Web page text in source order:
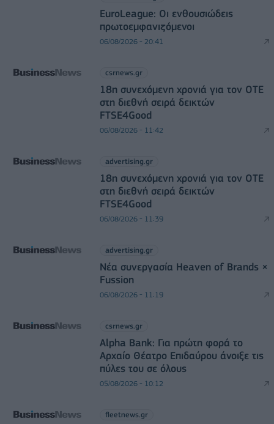
EuroLeague: Οι ενθουσιώδεις
πρωτοεμφανιζόμενοι
06/08/2026 - 20:41
csrnews.gr
18η συνεχόμενη χρονιά για τον ΟΤΕ
στη διεθνή σειρά δεικτών
FTSE4Good
06/08/2026 - 11:42
advertising.gr
18η συνεχόμενη χρονιά για τον ΟΤΕ
στη διεθνή σειρά δεικτών
FTSE4Good
06/08/2026 - 11:39
advertising.gr
Νέα συνεργασία Heaven of Brands ×
Fussion
06/08/2026 - 11:19
csrnews.gr
Alpha Bank: Για πρώτη φορά το
Αρχαίο Θέατρο Επιδαύρου άνοιξε τις
πύλες του σε όλους
05/08/2026 - 10:12
fleetnews.gr